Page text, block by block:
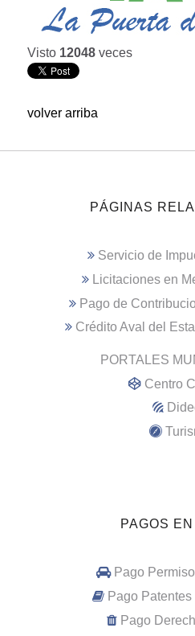
Visto 12048 veces
volver arriba
PÁGINAS
Servicio de
Licitaciones en
Pago de
Crédito Aval del
PORTALES
Centro
PAGOS
Pago
Pago
Pago